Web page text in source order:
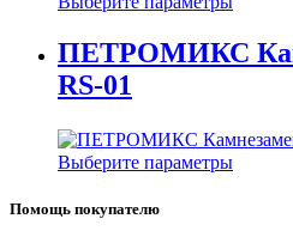
ПЕТРОМИКС
RS-01
Выберите параметры
Помощь покупателю